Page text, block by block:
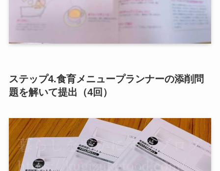
ステップ4.食育メニュープランナーの添削問
題を解いて提出（4回）